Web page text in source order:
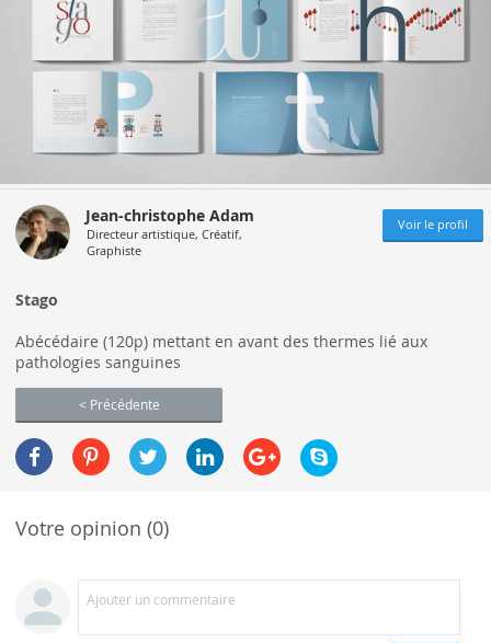
Jean-christophe Adam
Directeur artistique, Créatif,
Graphiste
Voir le profil
Stago
Abécédaire (120p) mettant en avant des thermes lié aux
pathologies sanguines
< Précédente
Votre opinion (0)
Ajouter un commentaire